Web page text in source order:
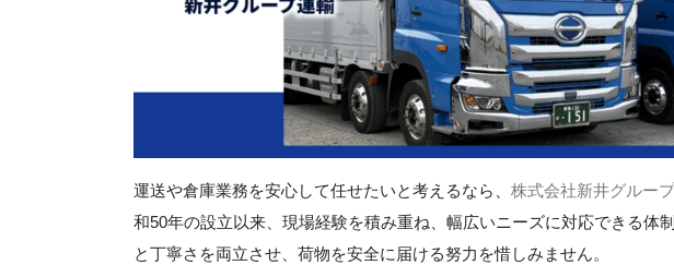
運送や倉庫業務を安心して任せたいと考えるなら、 株式会社新井グルー
和50年の設立以来、現場経験を積み重ね、幅広いニーズに対応できる体
と丁寧さを両立させ、荷物を安全に届ける努力を惜しみません。